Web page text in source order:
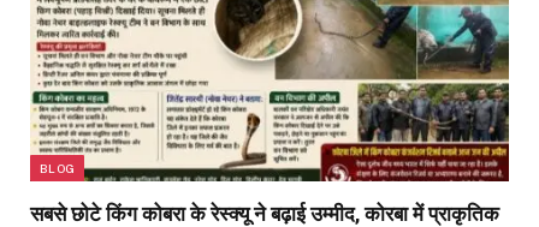
BLOG
सबसे छोटे किंग कोबरा के रेस्क्यू ने बढ़ाई उम्मीद, कोरबा में प्राकृतिक